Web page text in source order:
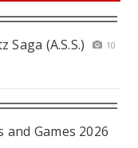
(A.S.S.)
10
and Games 2026